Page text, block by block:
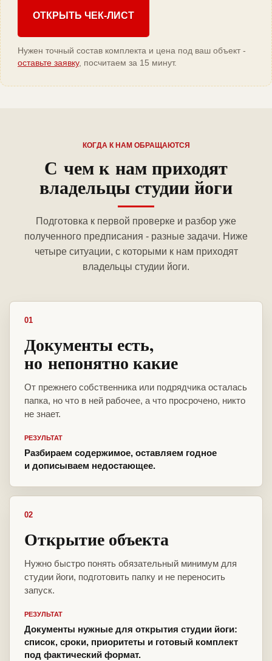
ОТКРЫТЬ ЧЕК-ЛИСТ
Нужен точный состав комплекта и цена под ваш объект -
оставьте заявку, посчитаем за 15 минут.
КОГДА К НАМ ОБРАЩАЮТСЯ
С чем к нам приходят
владельцы студии йоги
Подготовка к первой проверке и разбор уже
полученного предписания - разные задачи. Ниже
четыре ситуации, с которыми к нам приходят
владельцы студии йоги.
01
Документы есть,
но непонятно какие
От прежнего собственника или подрядчика осталась
папка, но что в ней рабочее, а что просрочено, никто
не знает.
РЕЗУЛЬТАТ
Разбираем содержимое, оставляем годное
и дописываем недостающее.
02
Открытие объекта
Нужно быстро понять обязательный минимум для
студии йоги, подготовить папку и не переносить
запуск.
РЕЗУЛЬТАТ
Документы нужные для открытия студии йоги:
список, сроки, приоритеты и готовый комплект
под фактический формат.